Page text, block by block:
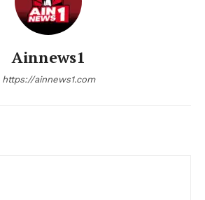
Ainnews1
https://ainnews1.com